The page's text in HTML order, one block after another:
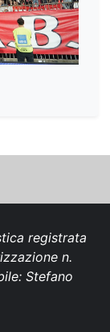
registrata
n.
Stefano